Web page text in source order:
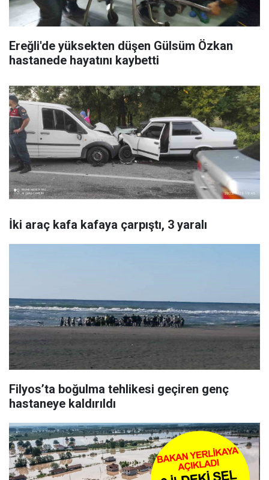
Ereğli'de yüksekten düşen Gülsüm Özkan
hastanede hayatını kaybetti
İki araç kafa kafaya çarpıştı, 3 yaralı
Filyos’ta boğulma tehlikesi geçiren genç
hastaneye kaldırıldı